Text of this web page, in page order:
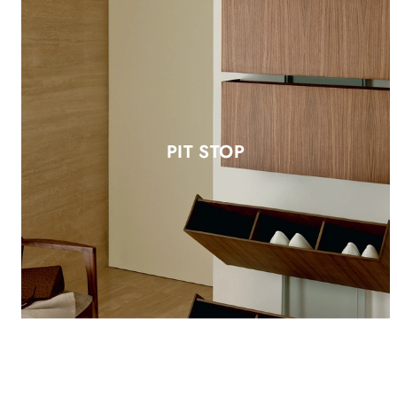
PIT STOP